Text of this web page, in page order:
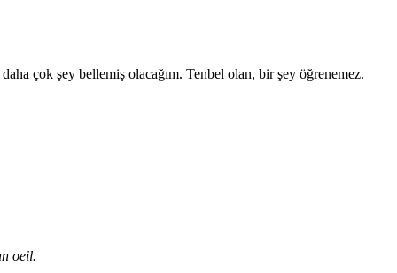
çok şey bellemiş olacağım. Tenbel olan, bir şey öğrenemez.
oeil.